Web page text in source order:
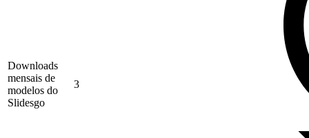
Downloads
mensais de
modelos do
Slidesgo
3